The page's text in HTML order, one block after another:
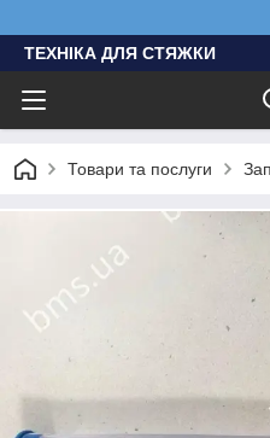
ТЕХНІКА ДЛЯ СТЯЖКИ
Товари та послуги